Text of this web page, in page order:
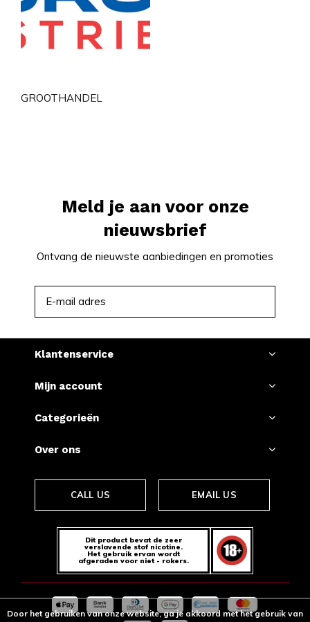
GROOTHANDEL
Meld je aan voor onze
nieuwsbrief
Ontvang de nieuwste aanbiedingen en promoties
Klantenservice
Mijn account
Categorieën
Over ons
CALL US EMAIL US
Dit product bevat de zeer
verslavende stof nicotine.
Het gebruik ervan wordt
afgeraden voor niet - rokers.
Door het gebruiken van onze website, ga je akkoord met het gebruik van